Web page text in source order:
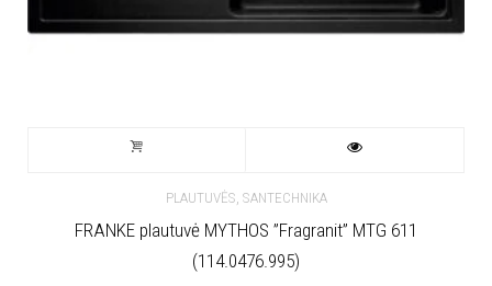
PLAUTUVĖS, SANTECHNIKA
FRANKE plautuvė MYTHOS ”Fragranit” MTG 611
(114.0476.995)